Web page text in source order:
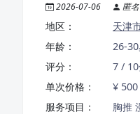
2026-07-06 匿名
地区： 天津
年龄：
26-
评分：
7 /
单次价格：
¥ 500
服务项目：
胸推